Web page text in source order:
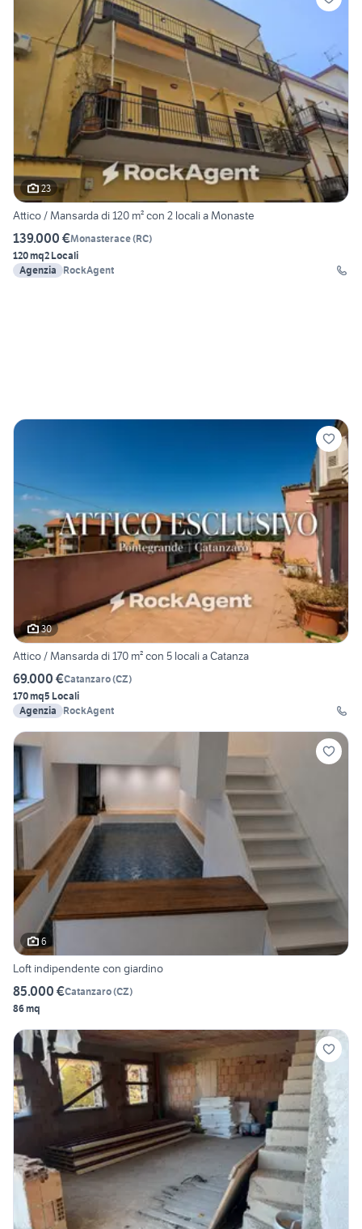
23
Attico / Mansarda di 120 m² con 2 locali a Monaste
139.000 €Monasterace(RC)
120 mq2 Locali
Agenzia
RockAgent
30
Attico / Mansarda di 170 m² con 5 locali a Catanza
69.000 €Catanzaro(CZ)
170 mq5 Locali
Agenzia
RockAgent
6
Loft indipendente con giardino
85.000 €Catanzaro(CZ)
86 mq